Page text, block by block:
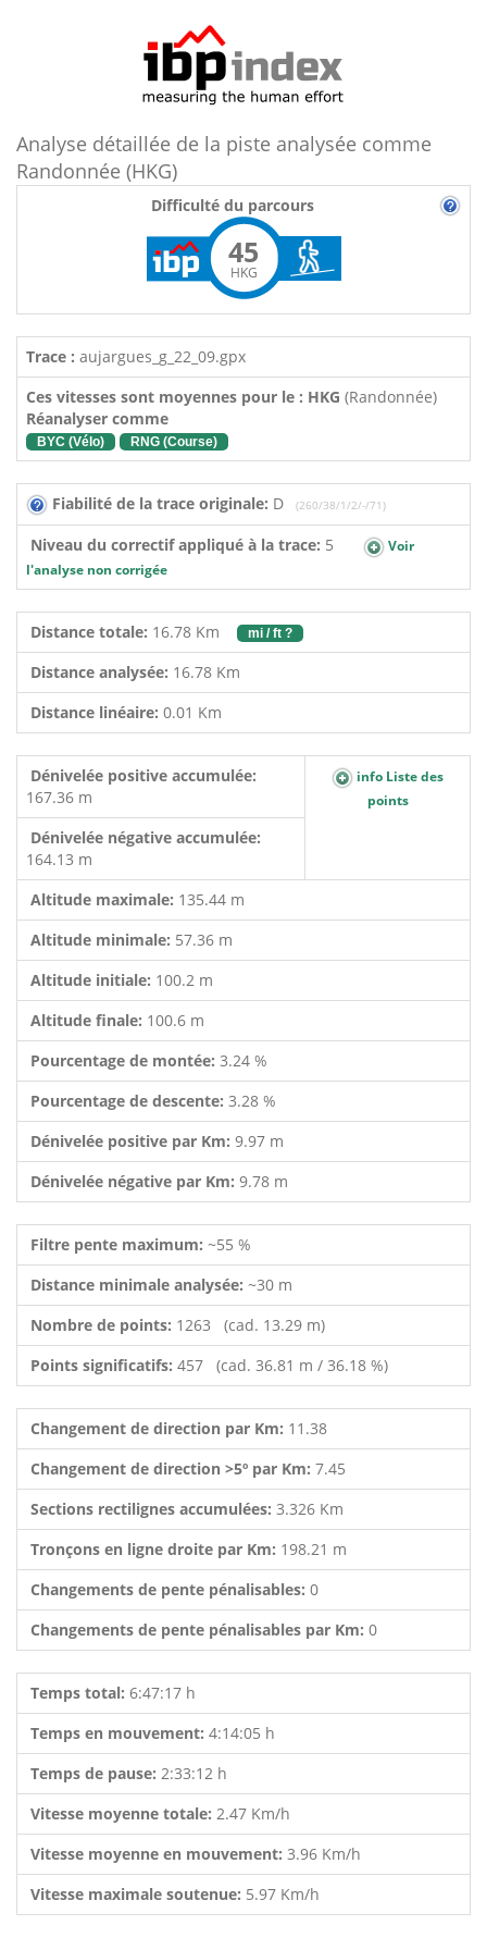
Analyse détaillée de la piste analysée comme
Randonnée (HKG)
Difficulté du parcours
45
HKG
Trace : aujargues_g_22_09.gpx
Ces vitesses sont moyennes pour le : HKG (Randonnée)
Réanalyser comme
BYC (Vélo) RNG (Course)
Fiabilité de la trace originale: D (260/38/1/2/-/71)
Niveau du correctif appliqué à la trace: 5
Voir
l'analyse non corrigée
Distance totale: 16.78 Km mi / ft ?
Distance analysée: 16.78 Km
Distance linéaire: 0.01 Km
Dénivelée positive accumulée:
167.36 m
info Liste des
points
Dénivelée négative accumulée:
164.13 m
Altitude maximale: 135.44 m
Altitude minimale: 57.36 m
Altitude initiale: 100.2 m
Altitude finale: 100.6 m
Pourcentage de montée: 3.24 %
Pourcentage de descente: 3.28 %
Dénivelée positive par Km: 9.97 m
Dénivelée négative par Km: 9.78 m
Filtre pente maximum: ~55 %
Distance minimale analysée: ~30 m
Nombre de points: 1263 (cad. 13.29 m)
Points significatifs: 457 (cad. 36.81 m / 36.18 %)
Changement de direction par Km: 11.38
Changement de direction >5º par Km: 7.45
Sections rectilignes accumulées: 3.326 Km
Tronçons en ligne droite par Km: 198.21 m
Changements de pente pénalisables: 0
Changements de pente pénalisables par Km: 0
Temps total: 6:47:17 h
Temps en mouvement: 4:14:05 h
Temps de pause: 2:33:12 h
Vitesse moyenne totale: 2.47 Km/h
Vitesse moyenne en mouvement: 3.96 Km/h
Vitesse maximale soutenue: 5.97 Km/h